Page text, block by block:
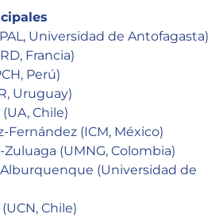
Universidad de Antofagasta)
Francia)
Perú)
Uruguay)
Chile)
Fernández (ICM, México)
(UMNG, Colombia)
(Universidad de
Chile)